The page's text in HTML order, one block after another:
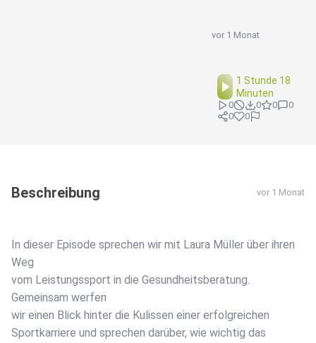
vor 1 Monat
1 Stunde 18
Minuten
0 0 0
0
0
0
Beschreibung vor 1 Monat
In dieser Episode sprechen wir mit Laura Müller über ihren
Weg
vom Leistungssport in die Gesundheitsberatung.
Gemeinsam werfen
wir einen Blick hinter die Kulissen einer erfolgreichen
Sportkarriere und sprechen darüber, wie wichtig das